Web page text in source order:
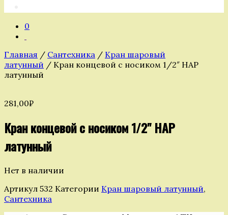
0
Главная / Сантехника / Кран шаровый
латунный / Кран концевой с носиком 1/2″ НАР
латунный
281,00₽
Кран концевой с носиком 1/2" НАР
латунный
Нет в наличии
Артикул 532 Категории Кран шаровый латунный,
Сантехника